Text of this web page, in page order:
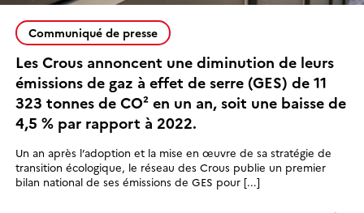
Les Crous annoncent une diminution de leurs
émissions de gaz à effet de serre (GES) de 11
323 tonnes de CO² en un an, soit une baisse de
4,5 % par rapport à 2022.
Communiqué de presse
Un an après l’adoption et la mise en œuvre de sa stratégie de
transition écologique, le réseau des Crous publie un premier
bilan national de ses émissions de GES pour [...]